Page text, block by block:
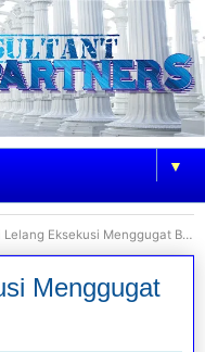
▼
Eksekusi Menggugat Balik Debitor
Menggugat